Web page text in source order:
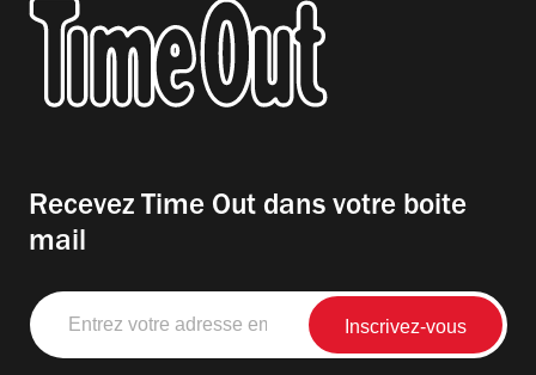
Recevez Time Out dans votre boite
mail
Entrez
votre
adresse